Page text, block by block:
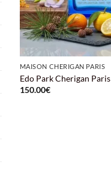
MAISON CHERIGAN PARIS
Edo Park Cherigan Paris
150.00€